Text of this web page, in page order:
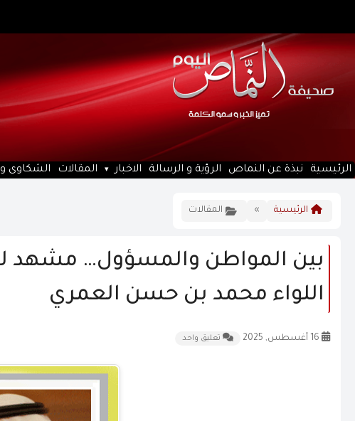
الرئيسية نبذة عن النماص الرؤية و الرسالة الاخبار المقالات الشكاوى و
الرئيسية » المقالات
بين المواطن والمسؤول… مشهد لا
اللواء محمد بن حسن العمري
تعليق واحد